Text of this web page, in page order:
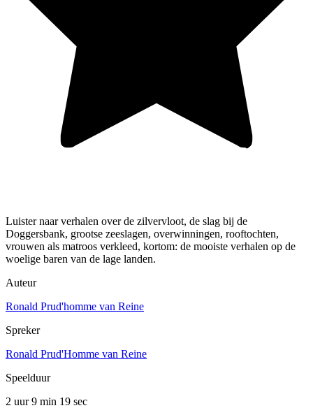
Luister naar verhalen over de zilvervloot, de slag bij de
Doggersbank, grootse zeeslagen, overwinningen, rooftochten,
vrouwen als matroos verkleed, kortom: de mooiste verhalen op de
woelige baren van de lage landen.
Auteur
Ronald Prud'homme van Reine
Spreker
Ronald Prud'Homme van Reine
Speelduur
2 uur 9 min 19 sec